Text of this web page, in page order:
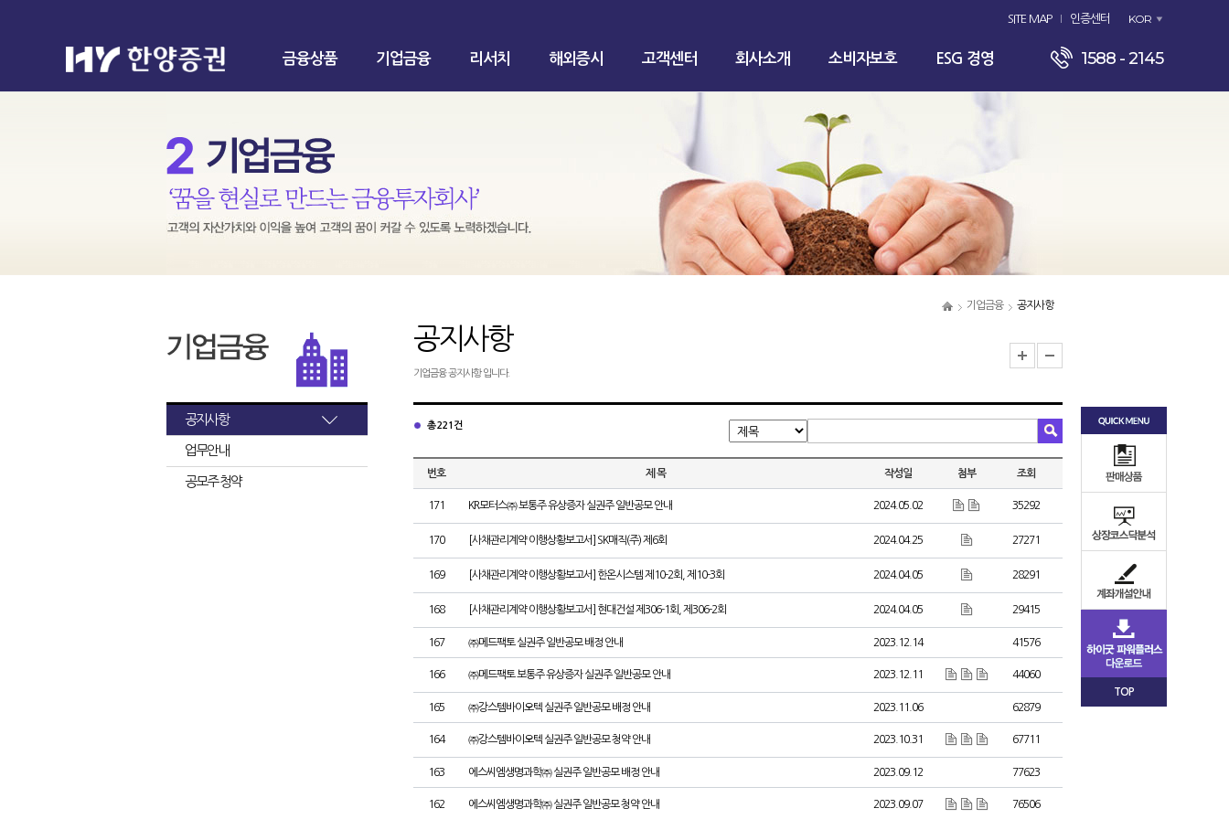
SITE MAP 인증센터 KOR
금융상품 기업금융 리서치 해외증시 고객센터 회사소개 소비자보호 ESG 경영 1588 - 2145
기업금융 공지사항
공지사항
업무안내
공모주 청약
공지사항
기업금융 공지사항 입니다.
총 221건
번호 제 목 작성일 첨부 조회
171 KR모터스㈜ 보통주 유상증자 실권주 일반공모 안내 2024.05.02 35292
170 [사채관리계약 이행상황보고서] SK매직(주) 제6회 2024.04.25 27271
169 [사채관리계약 이행상황보고서] 한온시스템 제10-2회, 제10-3회 2024.04.05 28291
168 [사채관리계약 이행상황보고서] 현대건설 제306-1회, 제306-2회 2024.04.05 29415
167 ㈜메드팩토 실권주 일반공모 배정 안내 2023.12.14 41576
166 ㈜메드팩토 보통주 유상증자 실권주 일반공모 안내 2023.12.11 44060
165 ㈜강스템바이오텍 실권주 일반공모 배정 안내 2023.11.06 62879
164 ㈜강스템바이오텍 실권주 일반공모 청약 안내 2023.10.31 67711
163 에스씨엠생명과학㈜ 실권주 일반공모 배정 안내 2023.09.12 77623
162 에스씨엠생명과학㈜ 실권주 일반공모 청약 안내 2023.09.07 76506
TOP